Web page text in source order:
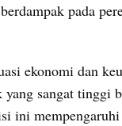
pada
ekonomi dan
sangat tinggi
ini